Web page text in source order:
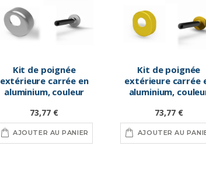
Kit de poignée
extérieure carrée en
aluminium, couleur
73,77 €
AJOUTER AU PANIER
Kit de poignée
extérieure carrée
aluminium,
73,77 €
AJOUTER AU